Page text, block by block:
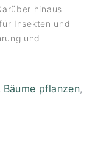
hinaus
Insekten und
und
Bäume pflanzen,